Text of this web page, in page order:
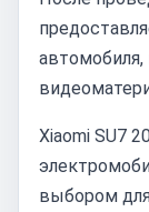
Xiaomi SU7
выбором